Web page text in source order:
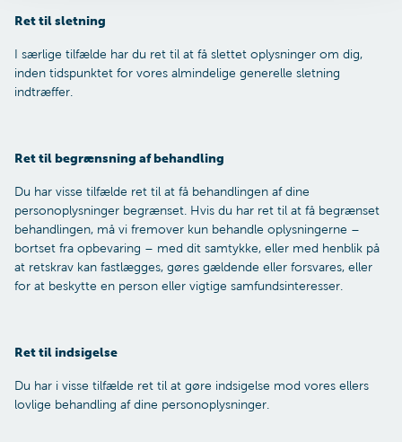
Ret til sletning
I særlige tilfælde har du ret til at få slettet oplysninger om dig,
inden tidspunktet for vores almindelige generelle sletning
indtræffer.
Ret til begrænsning af behandling
Du har visse tilfælde ret til at få behandlingen af dine
personoplysninger begrænset. Hvis du har ret til at få begrænset
behandlingen, må vi fremover kun behandle oplysningerne –
bortset fra opbevaring – med dit samtykke, eller med henblik på
at retskrav kan fastlægges, gøres gældende eller forsvares, eller
for at beskytte en person eller vigtige samfundsinteresser.
Ret til indsigelse
Du har i visse tilfælde ret til at gøre indsigelse mod vores ellers
lovlige behandling af dine personoplysninger.